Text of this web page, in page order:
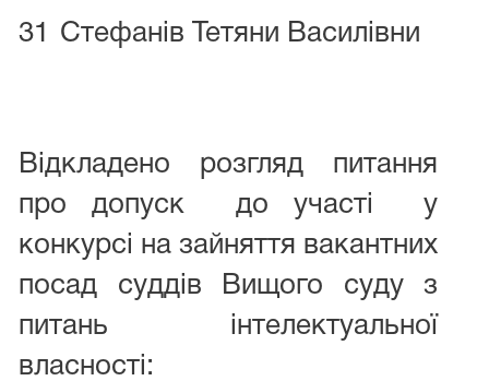
31
Стефанів Тетяни Василівни
Відкладено розгляд питання
про допуск до участі у
конкурсі на зайняття вакантних
посад суддів Вищого суду з
питань інтелектуальної
власності: